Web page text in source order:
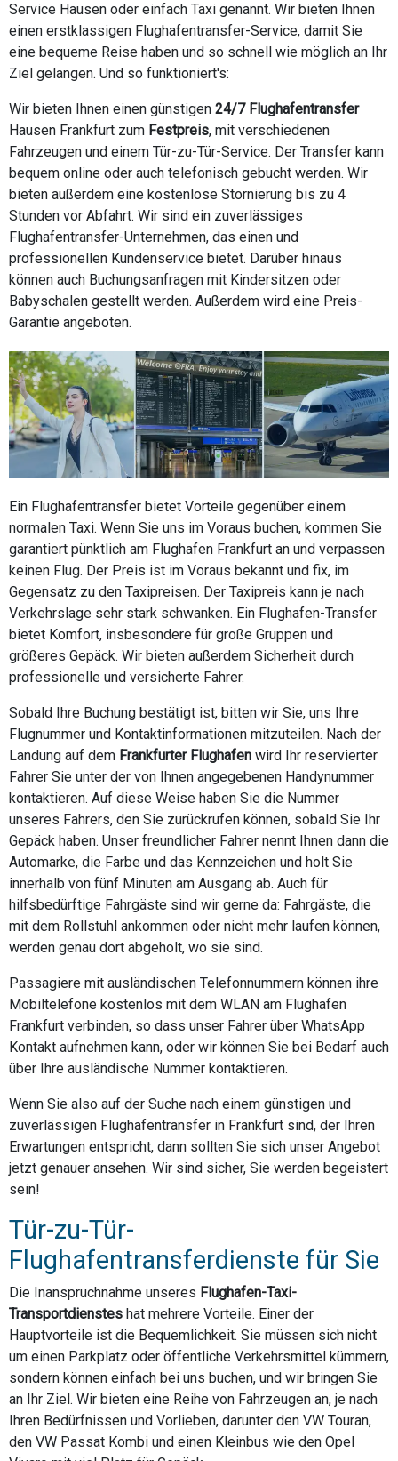
Service Hausen oder einfach Taxi genannt. Wir bieten Ihnen
einen erstklassigen Flughafentransfer-Service, damit Sie
eine bequeme Reise haben und so schnell wie möglich an Ihr
Ziel gelangen. Und so funktioniert's:
Wir bieten Ihnen einen günstigen 24/7 Flughafentransfer
Hausen Frankfurt zum Festpreis, mit verschiedenen
Fahrzeugen und einem Tür-zu-Tür-Service. Der Transfer kann
bequem online oder auch telefonisch gebucht werden. Wir
bieten außerdem eine kostenlose Stornierung bis zu 4
Stunden vor Abfahrt. Wir sind ein zuverlässiges
Flughafentransfer-Unternehmen, das einen und
professionellen Kundenservice bietet. Darüber hinaus
können auch Buchungsanfragen mit Kindersitzen oder
Babyschalen gestellt werden. Außerdem wird eine Preis-
Garantie angeboten.
Ein Flughafentransfer bietet Vorteile gegenüber einem
normalen Taxi. Wenn Sie uns im Voraus buchen, kommen Sie
garantiert pünktlich am Flughafen Frankfurt an und verpassen
keinen Flug. Der Preis ist im Voraus bekannt und fix, im
Gegensatz zu den Taxipreisen. Der Taxipreis kann je nach
Verkehrslage sehr stark schwanken. Ein Flughafen-Transfer
bietet Komfort, insbesondere für große Gruppen und
größeres Gepäck. Wir bieten außerdem Sicherheit durch
professionelle und versicherte Fahrer.
Sobald Ihre Buchung bestätigt ist, bitten wir Sie, uns Ihre
Flugnummer und Kontaktinformationen mitzuteilen. Nach der
Landung auf dem Frankfurter Flughafen wird Ihr reservierter
Fahrer Sie unter der von Ihnen angegebenen Handynummer
kontaktieren. Auf diese Weise haben Sie die Nummer
unseres Fahrers, den Sie zurückrufen können, sobald Sie Ihr
Gepäck haben. Unser freundlicher Fahrer nennt Ihnen dann die
Automarke, die Farbe und das Kennzeichen und holt Sie
innerhalb von fünf Minuten am Ausgang ab. Auch für
hilfsbedürftige Fahrgäste sind wir gerne da: Fahrgäste, die
mit dem Rollstuhl ankommen oder nicht mehr laufen können,
werden genau dort abgeholt, wo sie sind.
Passagiere mit ausländischen Telefonnummern können ihre
Mobiltelefone kostenlos mit dem WLAN am Flughafen
Frankfurt verbinden, so dass unser Fahrer über WhatsApp
Kontakt aufnehmen kann, oder wir können Sie bei Bedarf auch
über Ihre ausländische Nummer kontaktieren.
Wenn Sie also auf der Suche nach einem günstigen und
zuverlässigen Flughafentransfer in Frankfurt sind, der Ihren
Erwartungen entspricht, dann sollten Sie sich unser Angebot
jetzt genauer ansehen. Wir sind sicher, Sie werden begeistert
sein!
Tür-zu-Tür-
Flughafentransferdienste für Sie
Die Inanspruchnahme unseres Flughafen-Taxi-
Transportdienstes hat mehrere Vorteile. Einer der
Hauptvorteile ist die Bequemlichkeit. Sie müssen sich nicht
um einen Parkplatz oder öffentliche Verkehrsmittel kümmern,
sondern können einfach bei uns buchen, und wir bringen Sie
an Ihr Ziel. Wir bieten eine Reihe von Fahrzeugen an, je nach
Ihren Bedürfnissen und Vorlieben, darunter den VW Touran,
den VW Passat Kombi und einen Kleinbus wie den Opel